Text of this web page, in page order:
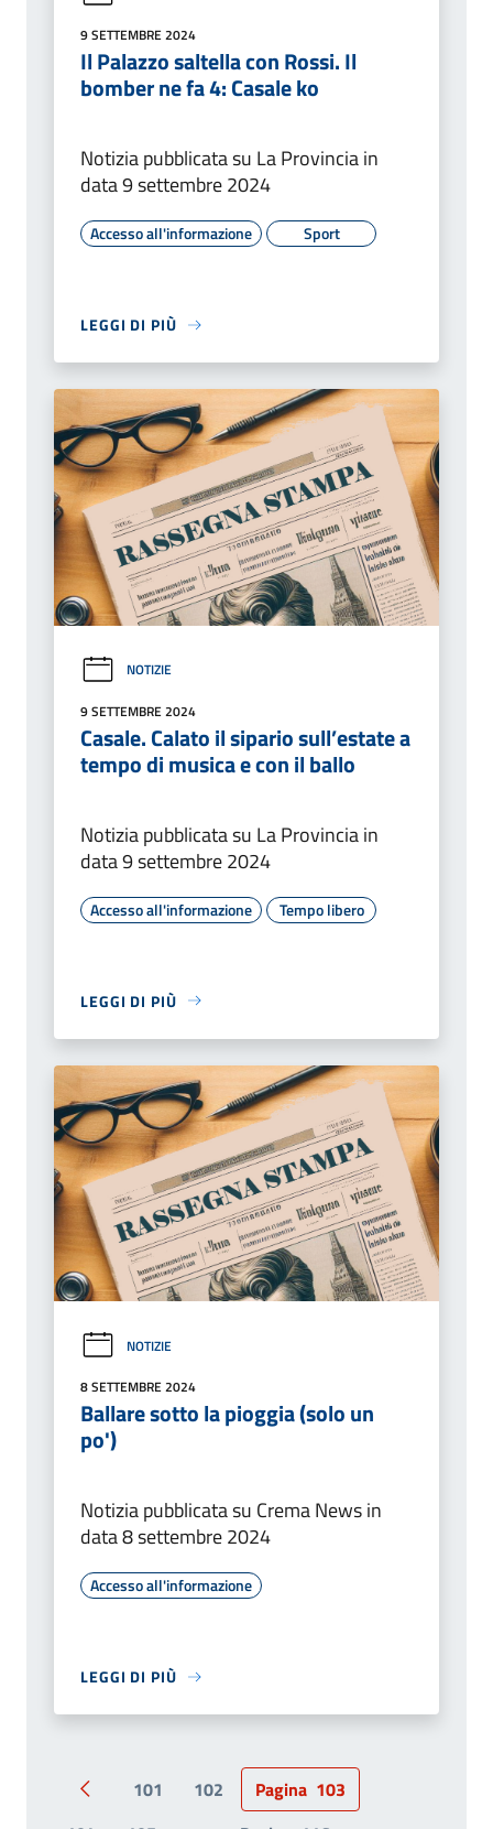
9 SETTEMBRE 2024
Il Palazzo saltella con Rossi. Il
bomber ne fa 4: Casale ko
Notizia pubblicata su La Provincia in
data 9 settembre 2024
Accesso all'informazione Sport
LEGGI DI PIÙ
NOTIZIE
9 SETTEMBRE 2024
Casale. Calato il sipario sull’estate a
tempo di musica e con il ballo
Notizia pubblicata su La Provincia in
data 9 settembre 2024
Accesso all'informazione Tempo libero
LEGGI DI PIÙ
NOTIZIE
8 SETTEMBRE 2024
Ballare sotto la pioggia (solo un
po')
Notizia pubblicata su Crema News in
data 8 settembre 2024
Accesso all'informazione
LEGGI DI PIÙ
Pagina precedente
101 102 Pagina 103